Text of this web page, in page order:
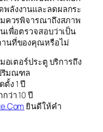
ลังงานและลดผลกระ
ควรพิจารณาถึงสภาพ
เพื่อตรวจสอบว่าเป็น
านที่ของคุณหรือไม่
เตอร์ประตู บริการถึง
ริมณฑล
ง 1 ปี
ว่า 10 ปี
ยินดีให้คำ